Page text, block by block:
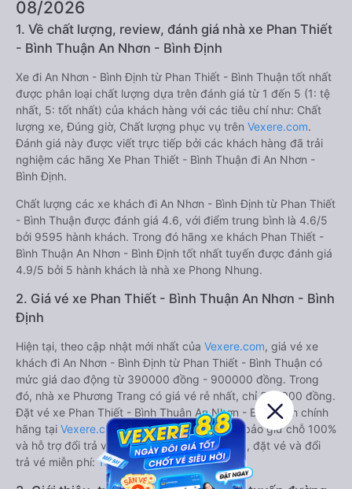
08/2026
1. Về chất lượng, review, đánh giá nhà xe Phan Thiết
- Bình Thuận An Nhơn - Bình Định
Xe đi An Nhơn - Bình Định từ Phan Thiết - Bình Thuận tốt nhất
được phân loại chất lượng dựa trên đánh giá từ 1 đến 5 (1: tệ
nhất, 5: tốt nhất) của khách hàng với các tiêu chí như: Chất
lượng xe, Đúng giờ, Chất lượng phục vụ trên Vexere.com.
Đánh giá này được viết trực tiếp bởi các khách hàng đã trải
nghiệm các hãng Xe Phan Thiết - Bình Thuận đi An Nhơn -
Bình Định.
Chất lượng các xe khách đi An Nhơn - Bình Định từ Phan Thiết
- Bình Thuận được đánh giá 4.6, với điểm trung bình là 4.6/5
bởi 9595 hành khách. Trong đó hãng xe khách Phan Thiết -
Bình Thuận An Nhơn - Bình Định tốt nhất tuyến được đánh giá
4.9/5 bởi 5 hành khách là nhà xe Phong Nhung.
2. Giá vé xe Phan Thiết - Bình Thuận An Nhơn - Bình
Định
Hiện tại, theo cập nhật mới nhất của Vexere.com, giá vé xe
khách đi An Nhơn - Bình Định từ Phan Thiết - Bình Thuận có
mức giá dao động từ 390000 đồng - 900000 đồng. Trong
đó, nhà xe Phương Trang có giá vé rẻ nhất, chỉ 390000 đồng.
Đặt vé xe Phan Thiết - Bình Thuận An Nhơn - Bình Định chính
hãng tại Vexere.comđể có giá rẻ nhất, đảm bảo giữ chỗ 100%
và hỗ trợ đổi trả vé miễn phí. Tổng đài tư vấn, đặt vé và đổi
trả vé miễn phí:1900 888684.